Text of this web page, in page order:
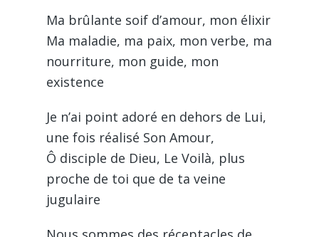
Ma brûlante soif d’amour, mon élixir
Ma maladie, ma paix, mon verbe, ma
nourriture, mon guide, mon
existence
Je n’ai point adoré en dehors de Lui,
une fois réalisé Son Amour,
Ô disciple de Dieu, Le Voilà, plus
proche de toi que de ta veine
jugulaire